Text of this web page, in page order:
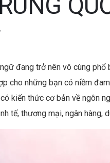
o
đang trở nên vô cùng phổ
cho những bạn có niềm
kiến thức cơ bản về ngôn
tế, thương mại, ngân hàng,